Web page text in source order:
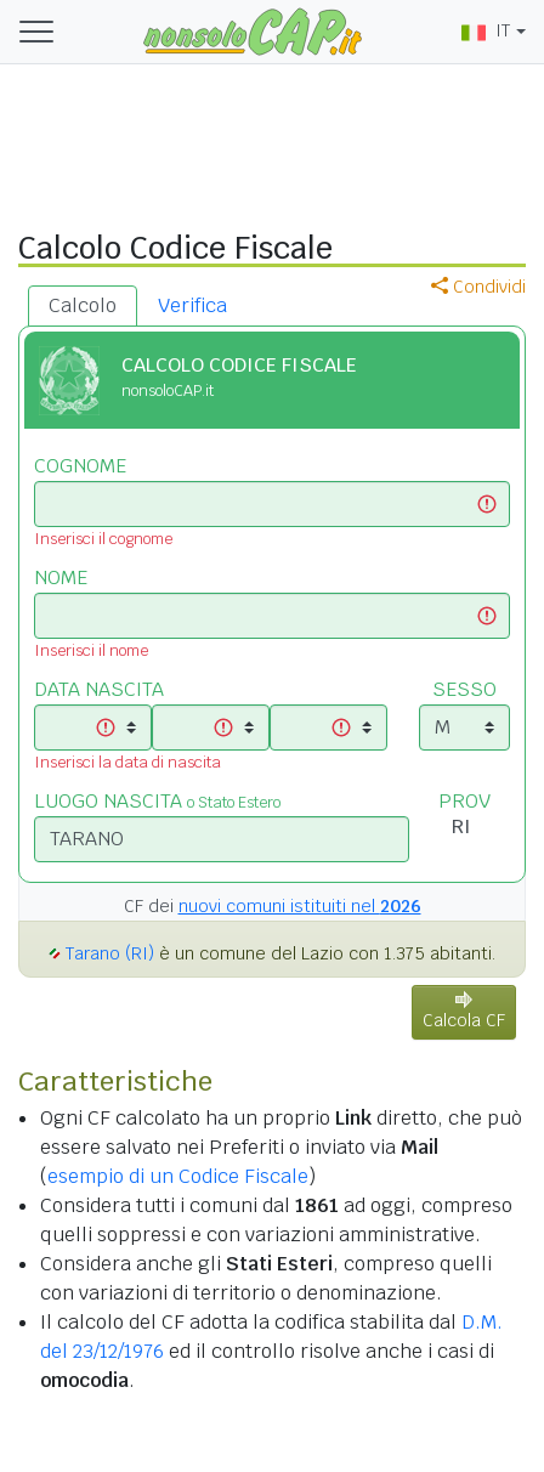
IT
Calcolo Codice Fiscale
Condividi
Calcolo Verifica
CALCOLO CODICE FISCALE
nonsoloCAP.it
COGNOME
Inserisci il cognome
NOME
Inserisci il nome
DATA NASCITA
Inserisci la data di nascita
SESSO
LUOGO NASCITA o Stato Estero PROV
CF dei nuovi comuni istituiti nel 2026
Tarano (RI) è un comune del Lazio con 1.375 abitanti.
Calcola CF
Caratteristiche
Ogni CF calcolato ha un proprio Linkdiretto, che può
essere salvato nei Preferiti o inviato via Mail
(esempio di un Codice Fiscale)
Considera tutti i comuni dal 1861 ad oggi, compreso
quelli soppressi e con variazioni amministrative.
Considera anche gli Stati Esteri, compreso quelli
con variazioni di territorio o denominazione.
Il calcolo del CF adotta la codifica stabilita dal D.M.
del 23/12/1976 ed il controllo risolve anche i casi di
omocodia.